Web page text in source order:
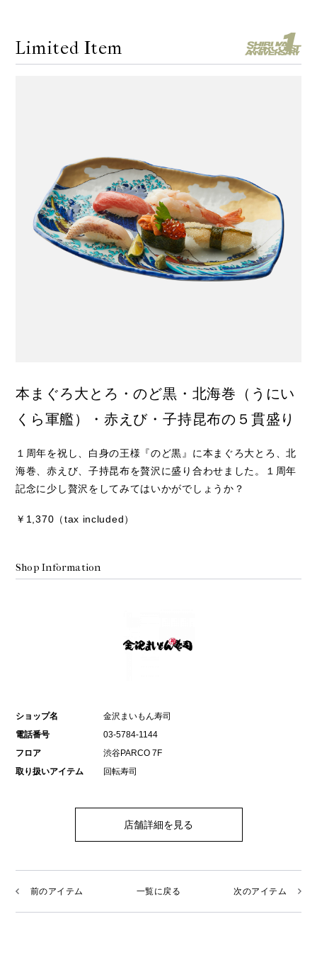
Limited Item
本まぐろ大とろ・のど黒・北海巻（うにい
くら軍艦）・赤えび・子持昆布の５貫盛り
１周年を祝し、白身の王様『のど黒』に本まぐろ大とろ、北
海巻、赤えび、子持昆布を贅沢に盛り合わせました。１周年
記念に少し贅沢をしてみてはいかがでしょうか？
￥1,370（tax included）
Shop Information
ショップ名
金沢まいもん寿司
電話番号
03-5784-1144
フロア
渋谷PARCO 7F
取り扱いアイテム
回転寿司
店舗詳細を見る
前のアイテム 一覧に戻る 次のアイテム